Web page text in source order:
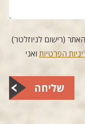
(רישום לניוזלטר)
הפרטיות ואני
שליחה